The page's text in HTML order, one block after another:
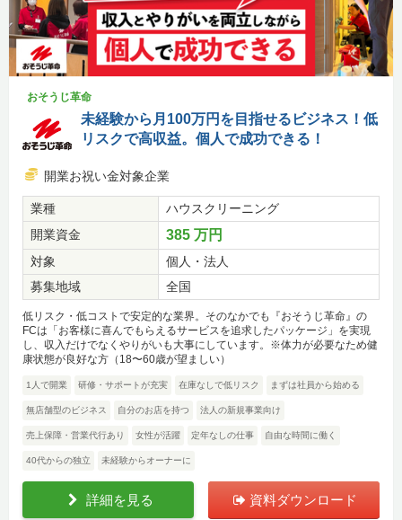
おそうじ革命
未経験から月100万円を目指せるビジネス！低
リスクで高収益。個人で成功できる！
開業お祝い金対象企業
業種
ハウスクリーニング
開業資金
385 万円
対象
個人・法人
募集地域
全国
低リスク・低コストで安定的な業界。そのなかでも『おそうじ革命』の
FCは「お客様に喜んでもらえるサービスを追求したパッケージ」を実現
し、収入だけでなくやりがいも大事にしています。※体力が必要なため健
康状態が良好な方（18〜60歳が望ましい）
1人で開業 研修・サポートが充実 在庫なしで低リスク まずは社員から始める
無店舗型のビジネス 自分のお店を持つ 法人の新規事業向け
売上保障・営業代行あり 女性が活躍 定年なしの仕事 自由な時間に働く
40代からの独立 未経験からオーナーに
詳細を見る 資料ダウンロード